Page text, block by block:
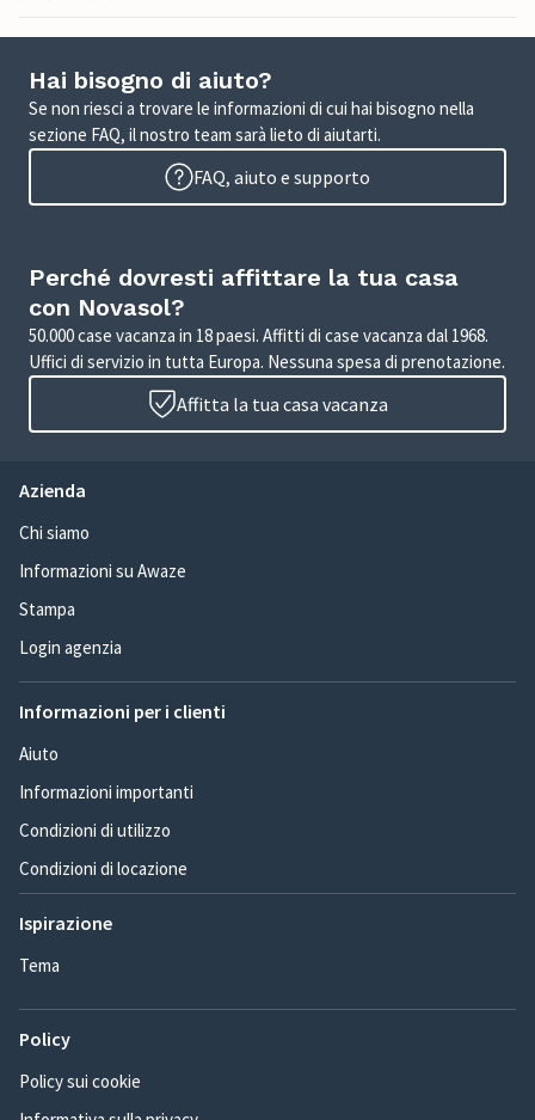
Hai bisogno di aiuto?
Se non riesci a trovare le informazioni di cui hai bisogno nella
sezione FAQ, il nostro team sarà lieto di aiutarti.
FAQ, aiuto e supporto
Perché dovresti affittare la tua casa
con Novasol?
50.000 case vacanza in 18 paesi. Affitti di case vacanza dal 1968.
Uffici di servizio in tutta Europa. Nessuna spesa di prenotazione.
Affitta la tua casa vacanza
Azienda
Chi siamo
Informazioni su Awaze
Stampa
Login agenzia
Informazioni per i clienti
Aiuto
Informazioni importanti
Condizioni di utilizzo
Condizioni di locazione
Ispirazione
Tema
Policy
Policy sui cookie